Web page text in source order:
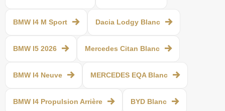
BMW I4 M Sport Dacia Lodgy Blanc
BMW I5 2026 Mercedes Citan Blanc
BMW I4 Neuve MERCEDES EQA Blanc
BMW I4 Propulsion Arrière BYD Blanc